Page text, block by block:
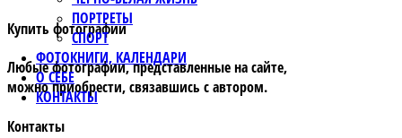
ПОРТРЕТЫ
СПОРТ
ФОТОКНИГИ, КАЛЕНДАРИ
О СЕБЕ
КОНТАКТЫ
Купить фотографии
Любые фотографии, представленные на сайте,
можно приобрести, связавшись с автором.
Контакты